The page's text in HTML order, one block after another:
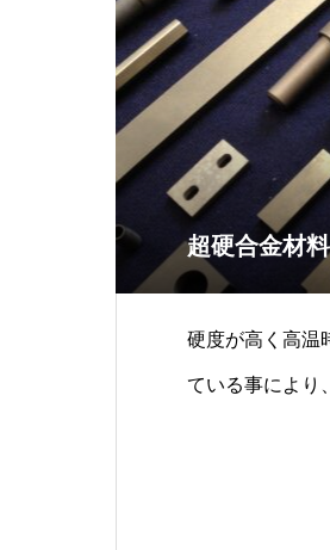
超硬合金材料
硬度が高く高温
ている事により